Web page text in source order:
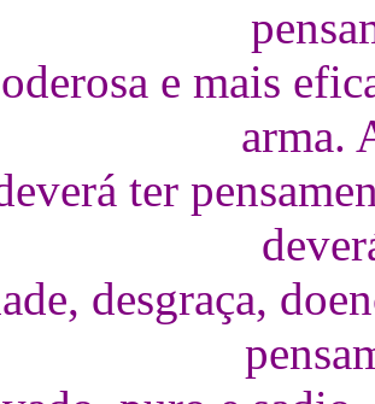
e mais
arma.
ter
desgraça,